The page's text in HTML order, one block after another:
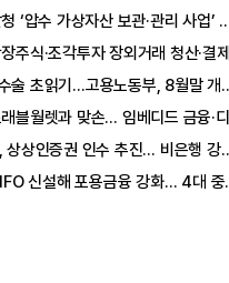
압수 가상자산 보관·관리 사업’ 최종 낙찰
·조각투자 장외거래 청산·결제 인프라 구축 착수
초읽기…고용노동부, 8월말 개정안 발표
렛과 맞손… 임베디드 금융·디지털 자산 신사업 추진
증권 인수 추진… 비은행 강화 ‘금융그룹’ 도약 발판
포용금융 강화… 4대 중심축 중심 상반기 목표 60% 달성